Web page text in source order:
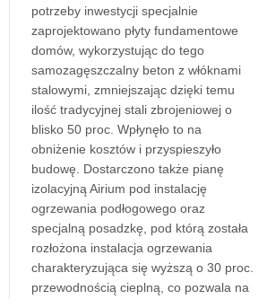
potrzeby inwestycji specjalnie
zaprojektowano płyty fundamentowe
domów, wykorzystując do tego
samozagęszczalny beton z włóknami
stalowymi, zmniejszając dzięki temu
ilość tradycyjnej stali zbrojeniowej o
blisko 50 proc. Wpłynęło to na
obniżenie kosztów i przyspieszyło
budowę. Dostarczono także pianę
izolacyjną Airium pod instalację
ogrzewania podłogowego oraz
specjalną posadzkę, pod którą została
rozłożona instalacja ogrzewania
charakteryzująca się wyższą o 30 proc.
przewodnością cieplną, co pozwala na